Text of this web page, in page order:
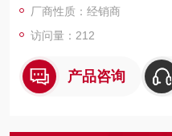
厂商性质：经销商
访问量：212
产品咨询